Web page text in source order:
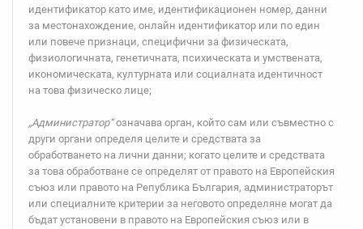
идентификатор като име, идентификационен номер, данни
за местонахождение, онлайн идентификатор или по един
или повече признаци, специфични за физическата,
физиологичната, генетичната, психическата и умствената,
икономическата, културната или социалната идентичност
на това физическо лице;
„Администратор“означава орган, който сам или съвместно с
други органи определя целите и средствата за
обработването на лични данни; когато целите и средствата
за това обработване се определят от правото на Европейския
съюз или правото на Република България, администраторът
или специалните критерии за неговото определяне могат да
бъдат установени в правото на Европейския съюз или в